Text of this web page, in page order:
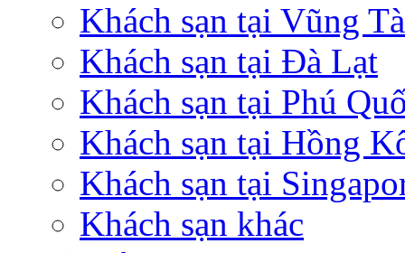
Khách sạn tại Vũng
Khách sạn tại Đà Lạt
Khách sạn tại Phú
Khách sạn tại Hồng
Khách sạn tại
Khách sạn khác